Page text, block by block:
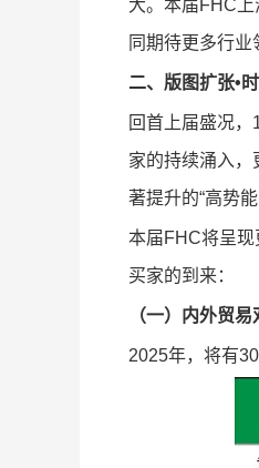
大。本届FHC
同期待更多行
二、版图扩张•
回首上届盛况
家的持续涌入
著提升的“高势
本届FHC将呈现
买家的到来：
（一）内外贸易
2025年，将有